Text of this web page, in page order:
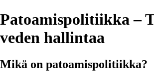
Patoamispolitiikka –
veden hallintaa
Mikä on patoamispolitiikka?